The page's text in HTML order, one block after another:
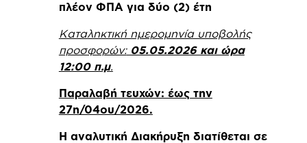
πλέον ΦΠΑ για δύο (2) έτη
Καταληκτική ημερομηνία υποβολής
προσφορών:05.05.2026 και ώρα
12:00 π.μ.
Παραλαβή τευχών: έως την
27η/04ου/2026.
Η αναλυτική Διακήρυξη διατίθεται σε